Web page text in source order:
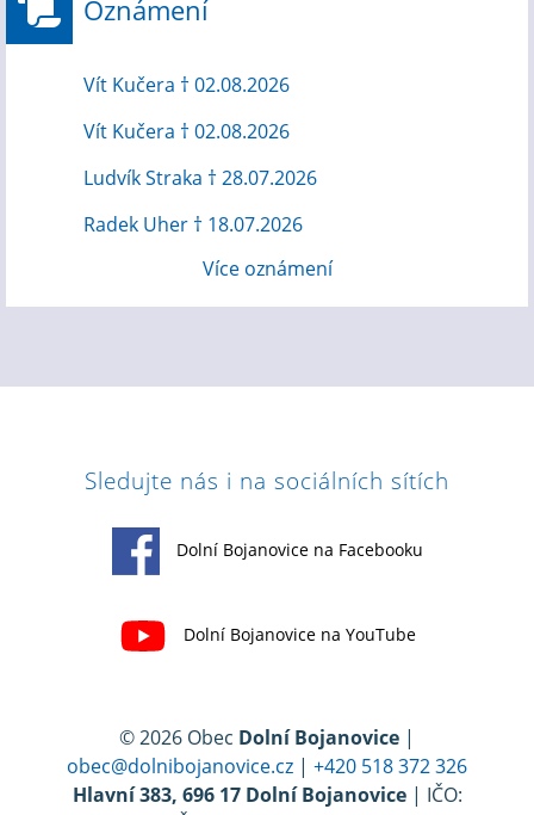
Oznámení
Vít Kučera † 02.08.2026
Vít Kučera † 02.08.2026
Ludvík Straka † 28.07.2026
Radek Uher † 18.07.2026
Více oznámení
Sledujte nás i na sociálních sítích
Dolní Bojanovice na Facebooku
Dolní Bojanovice na YouTube
© 2026 Obec Dolní Bojanovice |
obec@dolnibojanovice.cz | +420 518 372 326
Hlavní 383, 696 17 Dolní Bojanovice| IČO: